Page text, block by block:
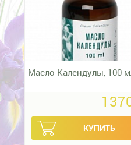
Масло Календулы, 100